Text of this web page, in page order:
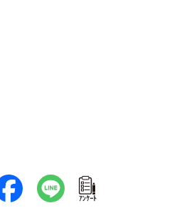
ｱﾝｹｰﾄ